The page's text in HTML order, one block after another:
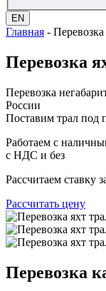
EN
Главная - Перевозка
Перевозка
Перевозка
России
Поставим трал под
Работаем с
с НДС и без
Рассчитаем ставку
Рассчитать цену
Перевозка